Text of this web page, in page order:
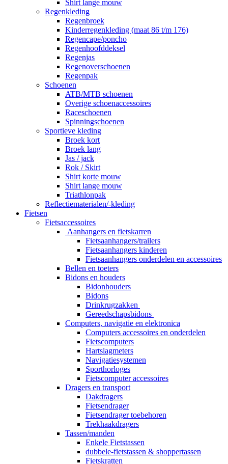
Shirt lange mouw
Regenkleding
Regenbroek
Kinderregenkleding (maat 86 t/m 176)
Regencape/poncho
Regenhoofddeksel
Regenjas
Regenoverschoenen
Regenpak
Schoenen
ATB/MTB schoenen
Overige schoenaccessoires
Raceschoenen
Spinningschoenen
Sportieve kleding
Broek kort
Broek lang
Jas / jack
Rok / Skirt
Shirt korte mouw
Shirt lange mouw
Triathlonpak
Reflectiematerialen/-kleding
Fietsen
Fietsaccessoires
Aanhangers en fietskarren
Fietsaanhangers/trailers
Fietsaanhangers kinderen
Fietsaanhangers onderdelen en accessoires
Bellen en toeters
Bidons en houders
Bidonhouders
Bidons
Drinkrugzakken
Gereedschapsbidons
Computers, navigatie en elektronica
Computers accessoires en onderdelen
Fietscomputers
Hartslagmeters
Navigatiesystemen
Sporthorloges
Fietscomputer accessoires
Dragers en transport
Dakdragers
Fietsendrager
Fietsendrager toebehoren
Trekhaakdragers
Tassen/manden
Enkele Fietstassen
dubbele-fietstassen & shoppertassen
Fietskratten